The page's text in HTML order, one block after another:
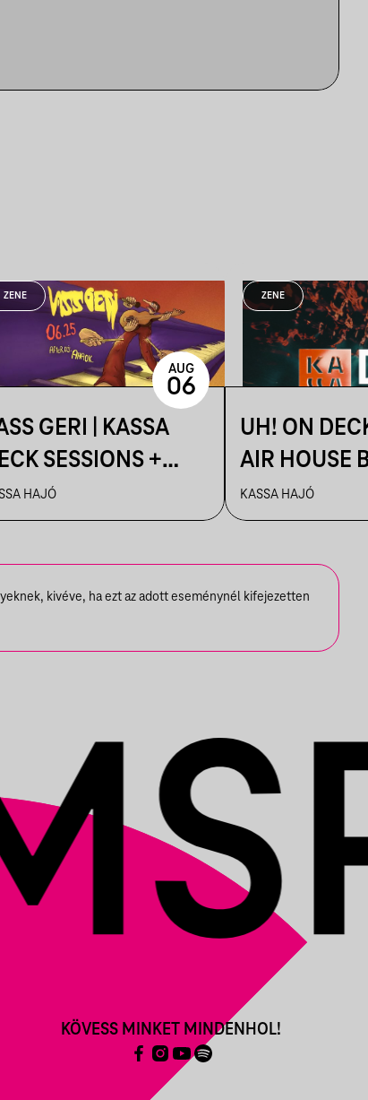
ZENE
GERI | KASSA
SESSIONS +
AHAOK.
HAJÓ
AUG
06
ZENE
UH! ON
AIR HOUSE
SESSIONS
KASSA HAJÓ
kivéve, ha ezt az adott eseménynél kifejezetten
KÖVESS MINKET MINDENHOL!